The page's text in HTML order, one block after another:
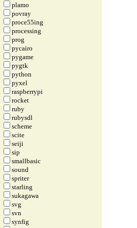
plamo
povray
proce55ing
processing
prog
pycairo
pygame
pygtk
python
pyxel
raspberrypi
rocket
ruby
rubysdl
scheme
scite
seiji
sip
smallbasic
sound
spriter
starling
sukagawa
svg
svn
synfig